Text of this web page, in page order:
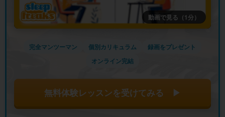
動画で見る（1分）
完全マンツーマン 個別カリキュラム
録画をプレゼント
オンライン完結
無料体験レッスンを受けてみる ▶